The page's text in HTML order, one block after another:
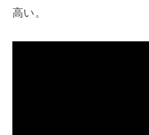
高い。